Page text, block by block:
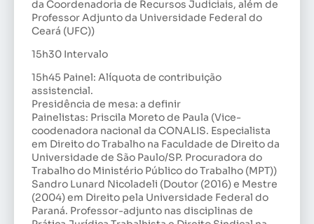
da Coordenadoria de Recursos Judiciais, além de
Professor Adjunto da Universidade Federal do
Ceará (UFC))
15h30 Intervalo
15h45 Painel: Alíquota de contribuição
assistencial.
Presidência de mesa: a definir
Painelistas: Priscila Moreto de Paula (Vice-
coodenadora nacional da CONALIS. Especialista
em Direito do Trabalho na Faculdade de Direito da
Universidade de São Paulo/SP. Procuradora do
Trabalho do Ministério Público do Trabalho (MPT))
Sandro Lunard Nicoladeli (Doutor (2016) e Mestre
(2004) em Direito pela Universidade Federal do
Paraná. Professor-adjunto nas disciplinas de